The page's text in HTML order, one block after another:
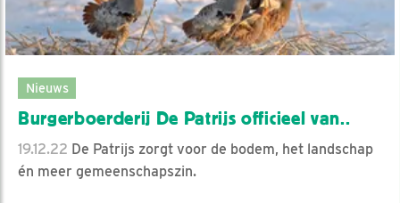
Nieuws
Burgerboerderij De Patrijs officieel van..
19.12.22 De Patrijs zorgt voor de bodem, het landschap
én meer gemeenschapszin.